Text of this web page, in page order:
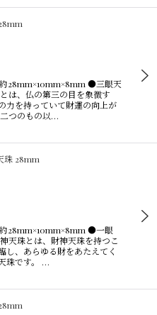
●三眼天
は、仏の第三の目を象徴す
力を持っていて財運の向上が
つのもの以…
珠 28mm
●一眼
天珠とは、財神天珠を持つこ
し、あらゆる財をあたえてく
珠です。 …